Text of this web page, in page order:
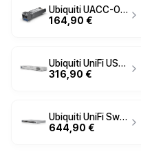
Ubiquiti UACC-OM-SFP28-LR 25G Single-Mode Optical Module – SFP28, LC UPC, 10km
164,90 €
Ubiquiti UniFi USW-Aggregation Managed Switch – 8× SFP+ 10G, Layer 2
316,90 €
Ubiquiti UniFi Switch 48 PoE+ USW-48-PoE Managed Gigabit Rackmount Switch
644,90 €